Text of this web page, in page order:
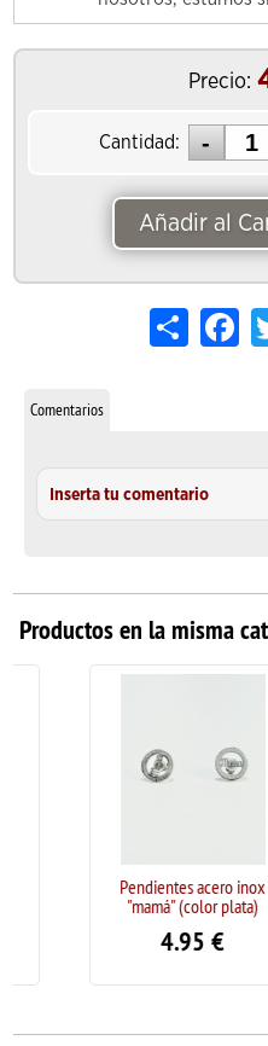
Precio:
Cantidad:
Añadir al
Share
Comentarios
Inserta tu comentario
Productos en la misma
Pendientes acero inox
"mamá" (color plata)
4.95€